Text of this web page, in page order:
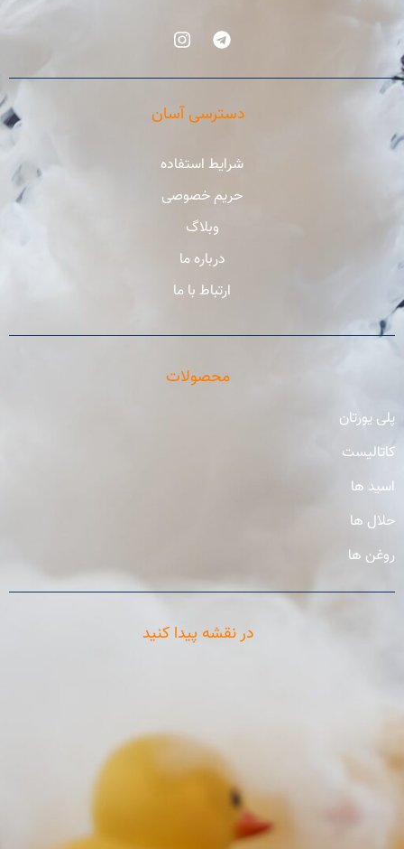
دسترسی آسان
شرایط استفاده
حریم خصوصی
وبلاگ
درباره ما
ارتباط با ما
محصولات
پلی یورتان
کاتالیست
اسید ها
حلال ها
روغن ها
در نقشه پیدا کنید